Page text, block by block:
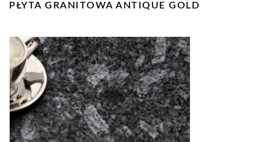
PŁYTA GRANITOWA ANTIQUE GOLD